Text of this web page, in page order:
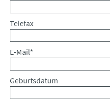
Telefax
Pflichtfeld
E-Mail*
Geburtsdatum